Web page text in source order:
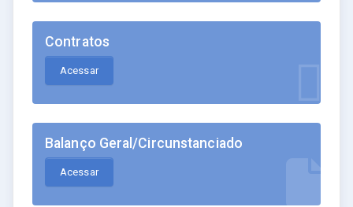
Contratos
Acessar
Balanço Geral/Circunstanciado
Acessar